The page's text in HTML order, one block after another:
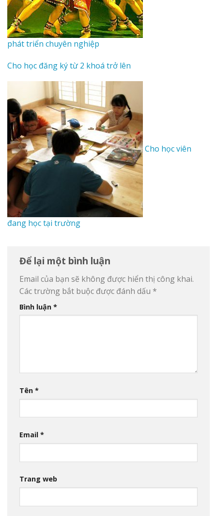
phát triển chuyên nghiệp
Cho học đăng ký từ 2 khoá trở lên
Cho học viên
đang học tại trường
Để lại một bình luận
Email của bạn sẽ không được hiển thị công khai.
Các trường bắt buộc được đánh dấu *
Bình luận *
Tên *
Email *
Trang web